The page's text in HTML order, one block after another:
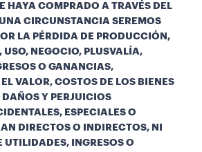
HAYA COMPRADO A TRAVÉS DEL
CIRCUNSTANCIA SEREMOS
LA PÉRDIDA DE PRODUCCIÓN,
USO, NEGOCIO, PLUSVALÍA,
O GANANCIAS,
VALOR, COSTOS DE LOS BIENES
DAÑOS Y PERJUICIOS
ESPECIALES O
DIRECTOS O INDIRECTOS, NI
UTILIDADES, INGRESOS O